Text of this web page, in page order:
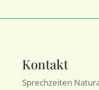
Kontakt
Sprechzeiten